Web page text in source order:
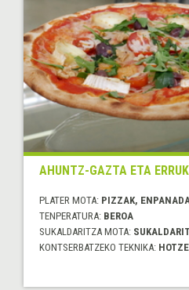
AHUNTZ-GAZTA ETA
PLATER MOTA: PIZZAK,
TENPERATURA: BEROA
SUKALDARITZA MOTA:
KONTSERBATZEKO TEKNIKA: